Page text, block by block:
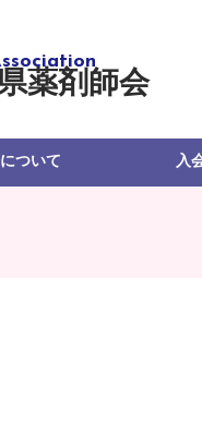
薬剤師会
ついて 入